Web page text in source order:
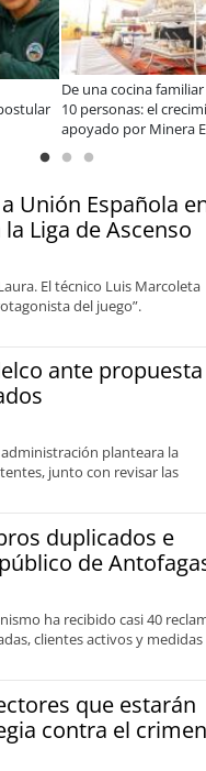
cocina familiar a un equipo
el crecimiento de
por Minera El Abra
Unión Española
Liga de Ascenso
El técnico Luis Marcoleta
del juego”.
ante propuesta
planteara la
junto con revisar las
duplicados e
de
ha recibido casi 40
clientes activos y medidas
que estarán
contra el crimen